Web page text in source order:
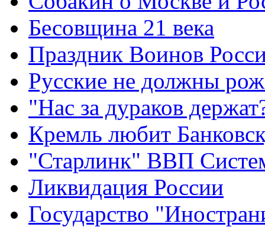
Бесовщина 21 века
Праздник Воинов
Русские не должны
"Нас за дураков
Кремль любит
"Старлинк" ВВП
Ликвидация России
Государство